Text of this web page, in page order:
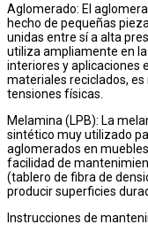
Aglomerado: El
hecho de pequeñas
unidas entre sí a alta
utiliza ampliamente en
interiores y aplicaciones
materiales reciclados,
tensiones físicas.
Melamina (LPB): La
sintético muy utilizado
aglomerados en
facilidad de
(tablero de fibra de
producir superficies
Instrucciones de